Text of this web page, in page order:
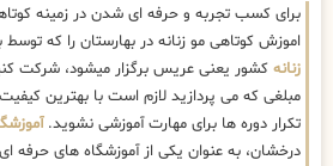
برای کسب تجربه و حرفه ای شدن در زمینه
اموزش کوتاهی مو زنانه در بهارستان را که
زنانه کشور یعنی عریس برگزار میشود، شرکت
مبلغی که می پردازید لازم است با بهترین
تکرار دوره ها برای مهارت آموزشی نشوید.
درخشان، به عنوان یکی از آموزشگاه های حرفه